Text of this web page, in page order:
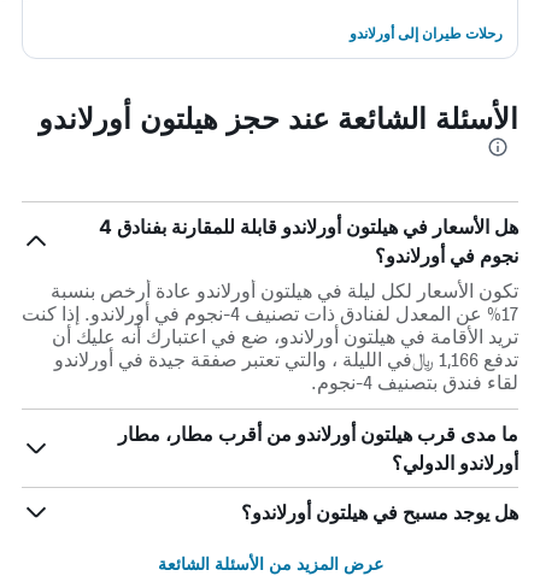
رحلات طيران إلى أورلاندو
الأسئلة الشائعة عند حجز هيلتون أورلاندو
هل الأسعار في هيلتون أورلاندو قابلة للمقارنة بفنادق 4
نجوم في أورلاندو؟
تكون الأسعار لكل ليلة في هيلتون أورلاندو عادة أرخص بنسبة
17% عن المعدل لفنادق ذات تصنيف 4-نجوم في أورلاندو. إذا كنت
تريد الأقامة في هيلتون أورلاندو، ضع في اعتبارك أنه عليك أن
تدفع 1,166 ﷼في الليلة ، والتي تعتبر صفقة جيدة في أورلاندو
لقاء فندق بتصنيف 4-نجوم.
ما مدى قرب هيلتون أورلاندو من أقرب مطار، مطار
أورلاندو الدولي؟
هل يوجد مسبح في هيلتون أورلاندو؟
عرض المزيد من الأسئلة الشائعة